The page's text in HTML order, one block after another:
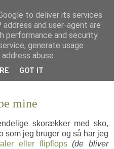
mine
skorækker med sko,
som jeg bruger og så har jeg
eller flipflops (de bliver
to deliver its services
and user-agent are
performance and security
generate usage
abuse.
GOT IT